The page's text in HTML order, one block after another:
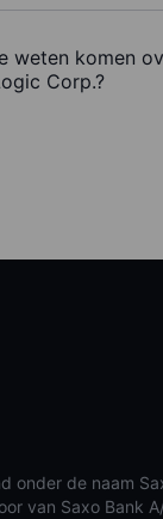
weten komen
Corp.?
onder de naam
van Saxo Bank